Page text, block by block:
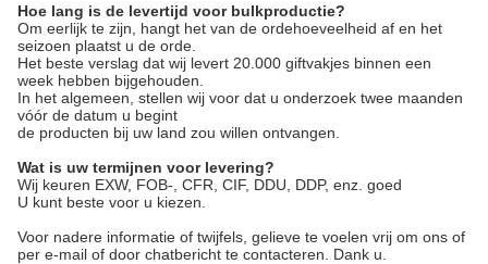
Hoe lang is de levertijd voor bulkproductie?
Om eerlijk te zijn, hangt het van de ordehoeveelheid af en het
seizoen plaatst u de orde.
Het beste verslag dat wij levert 20.000 giftvakjes binnen een
week hebben bijgehouden.
In het algemeen, stellen wij voor dat u onderzoek twee maanden
vóór de datum u begint
de producten bij uw land zou willen ontvangen.
Wat is uw termijnen voor levering?
Wij keuren EXW, FOB-, CFR, CIF, DDU, DDP, enz. goed
U kunt beste voor u kiezen.
Voor nadere informatie of twijfels, gelieve te voelen vrij om ons of
per e-mail of door chatbericht te contacteren. Dank u.